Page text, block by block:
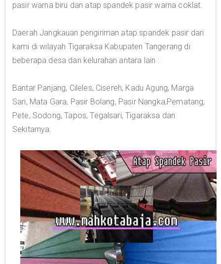
pasir warna biru dan atap spandek pasir warna coklat.
Daerah Jangkauan pengiriman atap spandek pasir dari
kami di wilayah Tigaraksa Kabupaten Tangerang di
beberapa desa dan kelurahan antara lain :
Bantar Panjang, Cileles, Cisereh, Kadu Agung, Marga
Sari, Mata Gara, Pasir Bolang, Pasir Nangka,Pematang,
Pete, Sodong, Tapos, Tegalsari, Tigaraksa dan
Sekitarnya.